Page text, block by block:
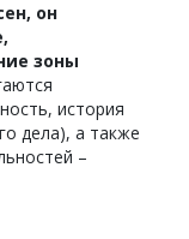
он
зоны
история
дела), а также
–